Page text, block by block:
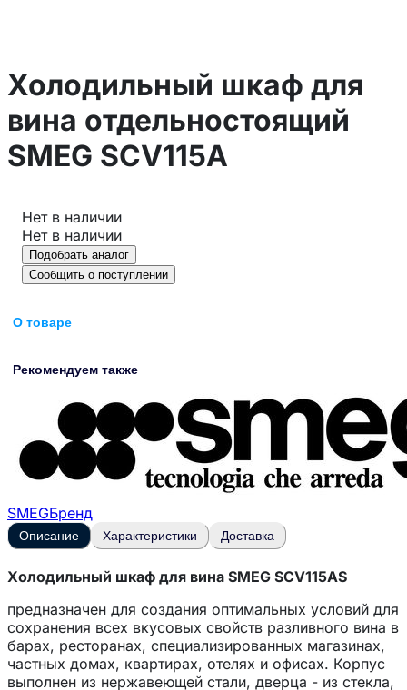
Холодильный шкаф для
вина отдельностоящий
SMEG SCV115A
Нет в наличии
Нет в наличии
Подобрать аналог
Сообщить о поступлении
О товаре
Рекомендуем также
SMEGБренд
Описание Характеристики Доставка
Холодильный шкаф для вина SMEG SCV115AS
предназначен для создания оптимальных условий для
сохранения всех вкусовых свойств разливного вина в
барах, ресторанах, специализированных магазинах,
частных домах, квартирах, отелях и офисах. Корпус
выполнен из нержавеющей стали, дверца - из стекла,